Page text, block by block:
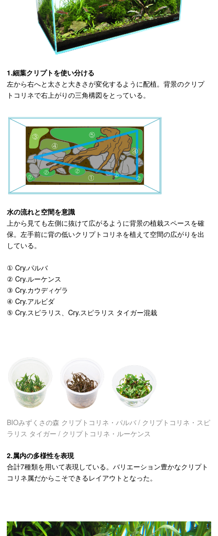
1.細葉クリプトを使い分ける
左から右へと太さと大きさが変化するように配植。背景のクリプ
トコリネで右上がりの三角構図をとっている。
水の流れと空間を意識
上から見ても左側に抜けて広がるように背景の植栽スペースを確
保。左手前に背の低いクリプトコリネを植えて空間の広がりを出
している。
① Cry.パルバ
② Cry.ルーケンス
③ Cry.カウディゲラ
④ Cry.アルビダ
⑤ Cry.スピラリス、Cry.スピラリス タイガー混栽
BIOみずくさの森 クリプトコリネ・パルバ / クリプトコリネ・スピ
ラリス タイガー / クリプトコリネ・ルーケンス
2.属内の多様性を表現
合計7種類を用いて表現している。バリエーション豊かなクリプト
コリネ属だからこそできるレイアウトとなった。